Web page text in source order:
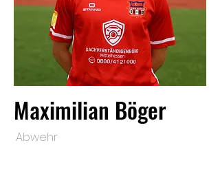
Maximilian Böger
Abwehr